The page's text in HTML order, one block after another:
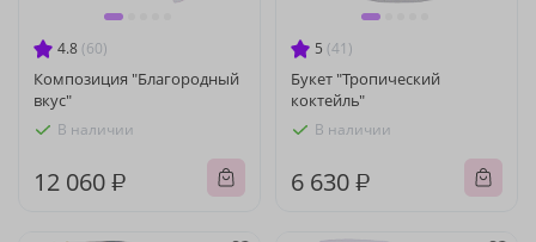
4.8 (60)
Композиция "Благородный
вкус"
В наличии
12 060 ₽
5 (41)
Букет "Тропический
коктейль"
В наличии
6 630 ₽